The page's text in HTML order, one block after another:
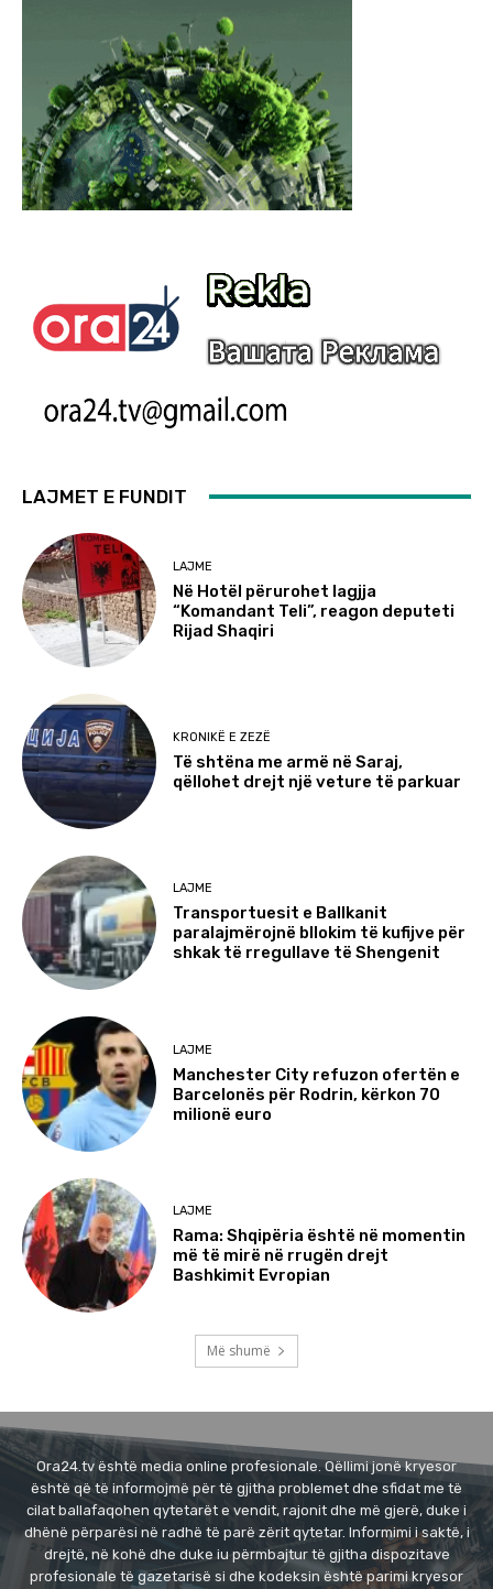
LAJMET E FUNDIT
LAJME
Në Hotël përurohet lagjja
“Komandant Teli”, reagon deputeti
Rijad Shaqiri
KRONIKË E ZEZË
Të shtëna me armë në Saraj,
qëllohet drejt një veture të parkuar
LAJME
Transportuesit e Ballkanit
paralajmërojnë bllokim të kufijve për
shkak të rregullave të Shengenit
LAJME
Manchester City refuzon ofertën e
Barcelonës për Rodrin, kërkon 70
milionë euro
LAJME
Rama: Shqipëria është në momentin
më të mirë në rrugën drejt
Bashkimit Evropian
Më shumë
Ora24.tv është media online profesionale. Qëllimi jonë kryesor
është që të informojmë për të gjitha problemet dhe sfidat me të
cilat ballafaqohen qytetarët e vendit, rajonit dhe më gjerë, duke i
dhënë përparësi në radhë të parë zërit qytetar. Informimi i saktë, i
drejtë, në kohë dhe duke iu përmbajtur të gjitha dispozitave
profesionale të gazetarisë si dhe kodeksin është parimi kryesor